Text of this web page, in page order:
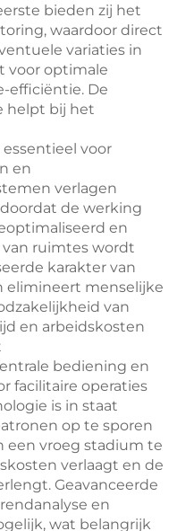
bieden zij het
waardoor direct
variaties in
voor optimale
efficiëntie. De
helpt bij het
voor
en
verlagen
de werking
en
ruimtes wordt
karakter van
menselijke
van
en arbeidskosten
bediening en
facilitaire operaties
is in staat
op te sporen
een vroeg stadium te
verlaagt en de
Geavanceerde
en
wat belangrijk